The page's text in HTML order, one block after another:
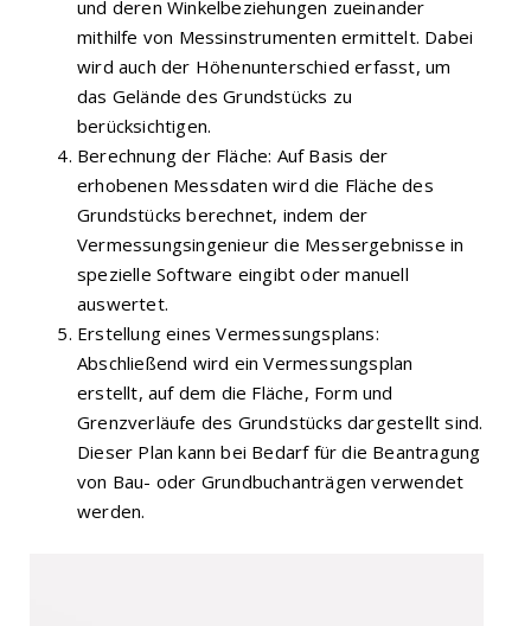
und deren Winkelbeziehungen zueinander
mithilfe von Messinstrumenten ermittelt. Dabei
wird auch der Höhenunterschied erfasst, um
das Gelände des Grundstücks zu
berücksichtigen.
Berechnung der Fläche: Auf Basis der
erhobenen Messdaten wird die Fläche des
Grundstücks berechnet, indem der
Vermessungsingenieur die Messergebnisse in
spezielle Software eingibt oder manuell
auswertet.
Erstellung eines Vermessungsplans:
Abschließend wird ein Vermessungsplan
erstellt, auf dem die Fläche, Form und
Grenzverläufe des Grundstücks dargestellt sind.
Dieser Plan kann bei Bedarf für die Beantragung
von Bau- oder Grundbuchanträgen verwendet
werden.